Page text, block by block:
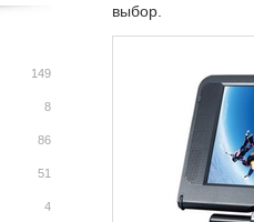
выбор.
149
8
86
51
4